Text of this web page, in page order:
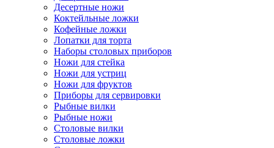
Десертные ножи
Коктейльные ложки
Кофейные ложки
Лопатки для торта
Наборы столовых приборов
Ножи для стейка
Ножи для устриц
Ножи для фруктов
Приборы для сервировки
Рыбные вилки
Рыбные ножи
Столовые вилки
Столовые ложки